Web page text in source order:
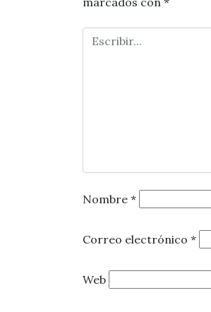
Nombre *
Correo electrónico *
Web